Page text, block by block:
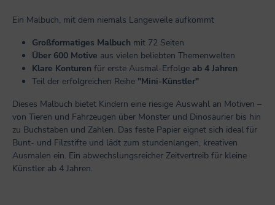
Ein Malbuch, mit dem niemals Langeweile aufkommt
Großformatiges Malbuch mit 72 Seiten
Über 600 Motive aus vielen beliebten Themenwelten
Klare Konturen für erste Ausmal-Erfolge ab 4 Jahren
Teil der erfolgreichen Reihe "Mini-Künstler"
Dieses Malbuch bietet Kindern eine riesige Auswahl an Motiven –
von Tieren und Fahrzeugen über Monster und Dinosaurier bis hin
zu Buchstaben und Zahlen. Das feste Papier eignet sich ideal für
Bunt- und Filzstifte und lädt zum stundenlangen, kreativen
Ausmalen ein. Ein abwechslungsreicher Zeitvertreib für kleine
Künstler ab 4 Jahren.